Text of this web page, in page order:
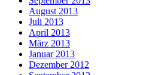
August 2013
Juli 2013
April 2013
März 2013
Januar 2013
Dezember 2012